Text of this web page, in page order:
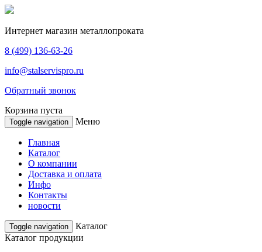
Интернет магазин металлопроката
8 (499) 136-63-26
info@stalservispro.ru
Обратный звонок
Корзина пуста
Toggle navigation Меню
Главная
Каталог
О компании
Доставка и оплата
Инфо
Контакты
новости
Toggle navigation
Каталог
Каталог продукции